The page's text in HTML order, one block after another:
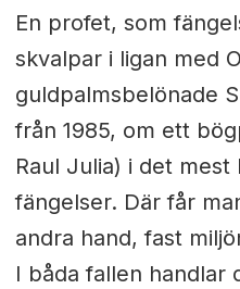
En profet, som
skvalpar i ligan med
guldpalmsbelönade
från 1985, om ett
Raul Julia) i det
fängelser. Där får
andra hand, fast
I båda fallen handlar